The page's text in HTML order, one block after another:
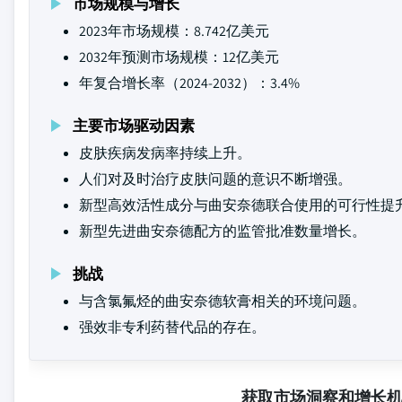
2023年市场规模：8.742亿美元
2032年预测市场规模：12亿美元
年复合增长率（2024-2032）：3.4%
主要市场驱动因素
皮肤疾病发病率持续上升。
人们对及时治疗皮肤问题的意识不断增强。
新型高效活性成分与曲安奈德联合使用的可行性提
新型先进曲安奈德配方的监管批准数量增长。
挑战
与含氯氟烃的曲安奈德软膏相关的环境问题。
强效非专利药替代品的存在。
获取市场洞察和增长